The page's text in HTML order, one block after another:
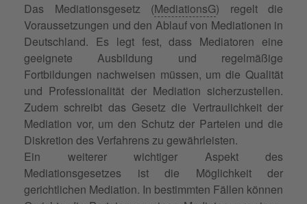
Das Mediationsgesetz (MediationsG) regelt die
Voraussetzungen und den Ablauf von Mediationen in
Deutschland. Es legt fest, dass Mediatoren eine
geeignete Ausbildung und regelmäßige
Fortbildungen nachweisen müssen, um die Qualität
und Professionalität der Mediation sicherzustellen.
Zudem schreibt das Gesetz die Vertraulichkeit der
Mediation vor, um den Schutz der Parteien und die
Diskretion des Verfahrens zu gewährleisten.
Ein weiterer wichtiger Aspekt des
Mediationsgesetzes ist die Möglichkeit der
gerichtlichen Mediation. In bestimmten Fällen können